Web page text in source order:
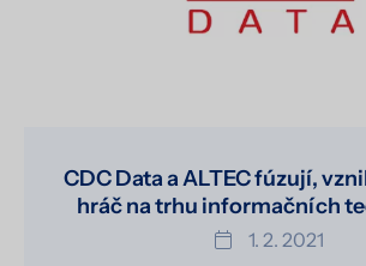
CDC Data a ALTEC fúzují,
hráč na trhu informačních
1. 2. 2021